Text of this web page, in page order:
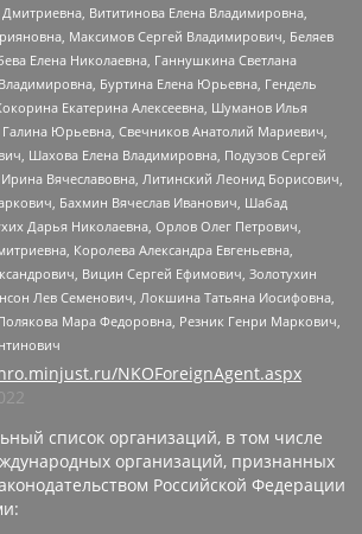
Вититинова Елена Владимировна,
Максимов Сергей Владимирович, Беляев
Елена Николаевна, Ганнушкина Светлана
Буртина Елена Юрьевна, Гендель
Екатерина Алексеевна, Шуманов Илья
Галина Юрьевна, Свечников Анатолий Мариевич,
Шахова Елена Владимировна, Подузов Сергей
Вячеславовна, Литинский Леонид Борисович,
Бахмин Вячеслав Иванович, Шабад
Дарья Николаевна, Орлов Олег Петрович,
Королева Александра Евгеньевна,
Вицин Сергей Ефимович, Золотухин
Лев Семенович, Локшина Татьяна Иосифовна,
Мара Федоровна, Резник Генри Маркович,
NKOForeignAgent.aspx
список организаций, в том числе
организаций, признанных
Российской Федерации